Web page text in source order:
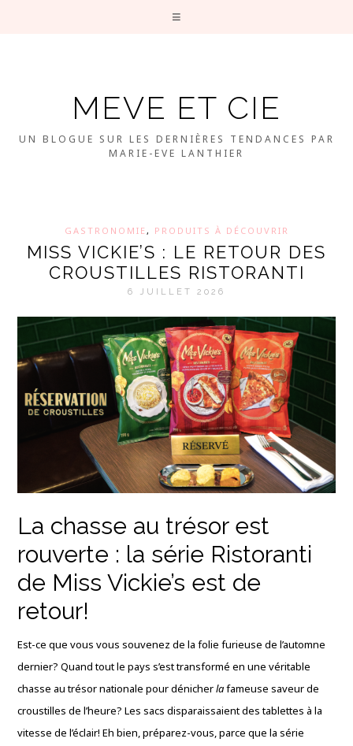
MEVE ET CIE
UN BLOGUE SUR LES DERNIÈRES TENDANCES PAR
MARIE-EVE LANTHIER
GASTRONOMIE, PRODUITS À DÉCOUVRIR
MISS VICKIE’S : LE RETOUR DES
CROUSTILLES RISTORANTI
6 JUILLET 2026
La chasse au trésor est
rouverte : la série Ristoranti
de Miss Vickie’s est de
retour!
Est-ce que vous vous souvenez de la folie furieuse de l’automne
dernier? Quand tout le pays s’est transformé en une véritable
chasse au trésor nationale pour dénicherlafameuse saveur de
croustilles de l’heure? Les sacs disparaissaient des tablettes à la
vitesse de l’éclair! Eh bien, préparez-vous, parce que la série